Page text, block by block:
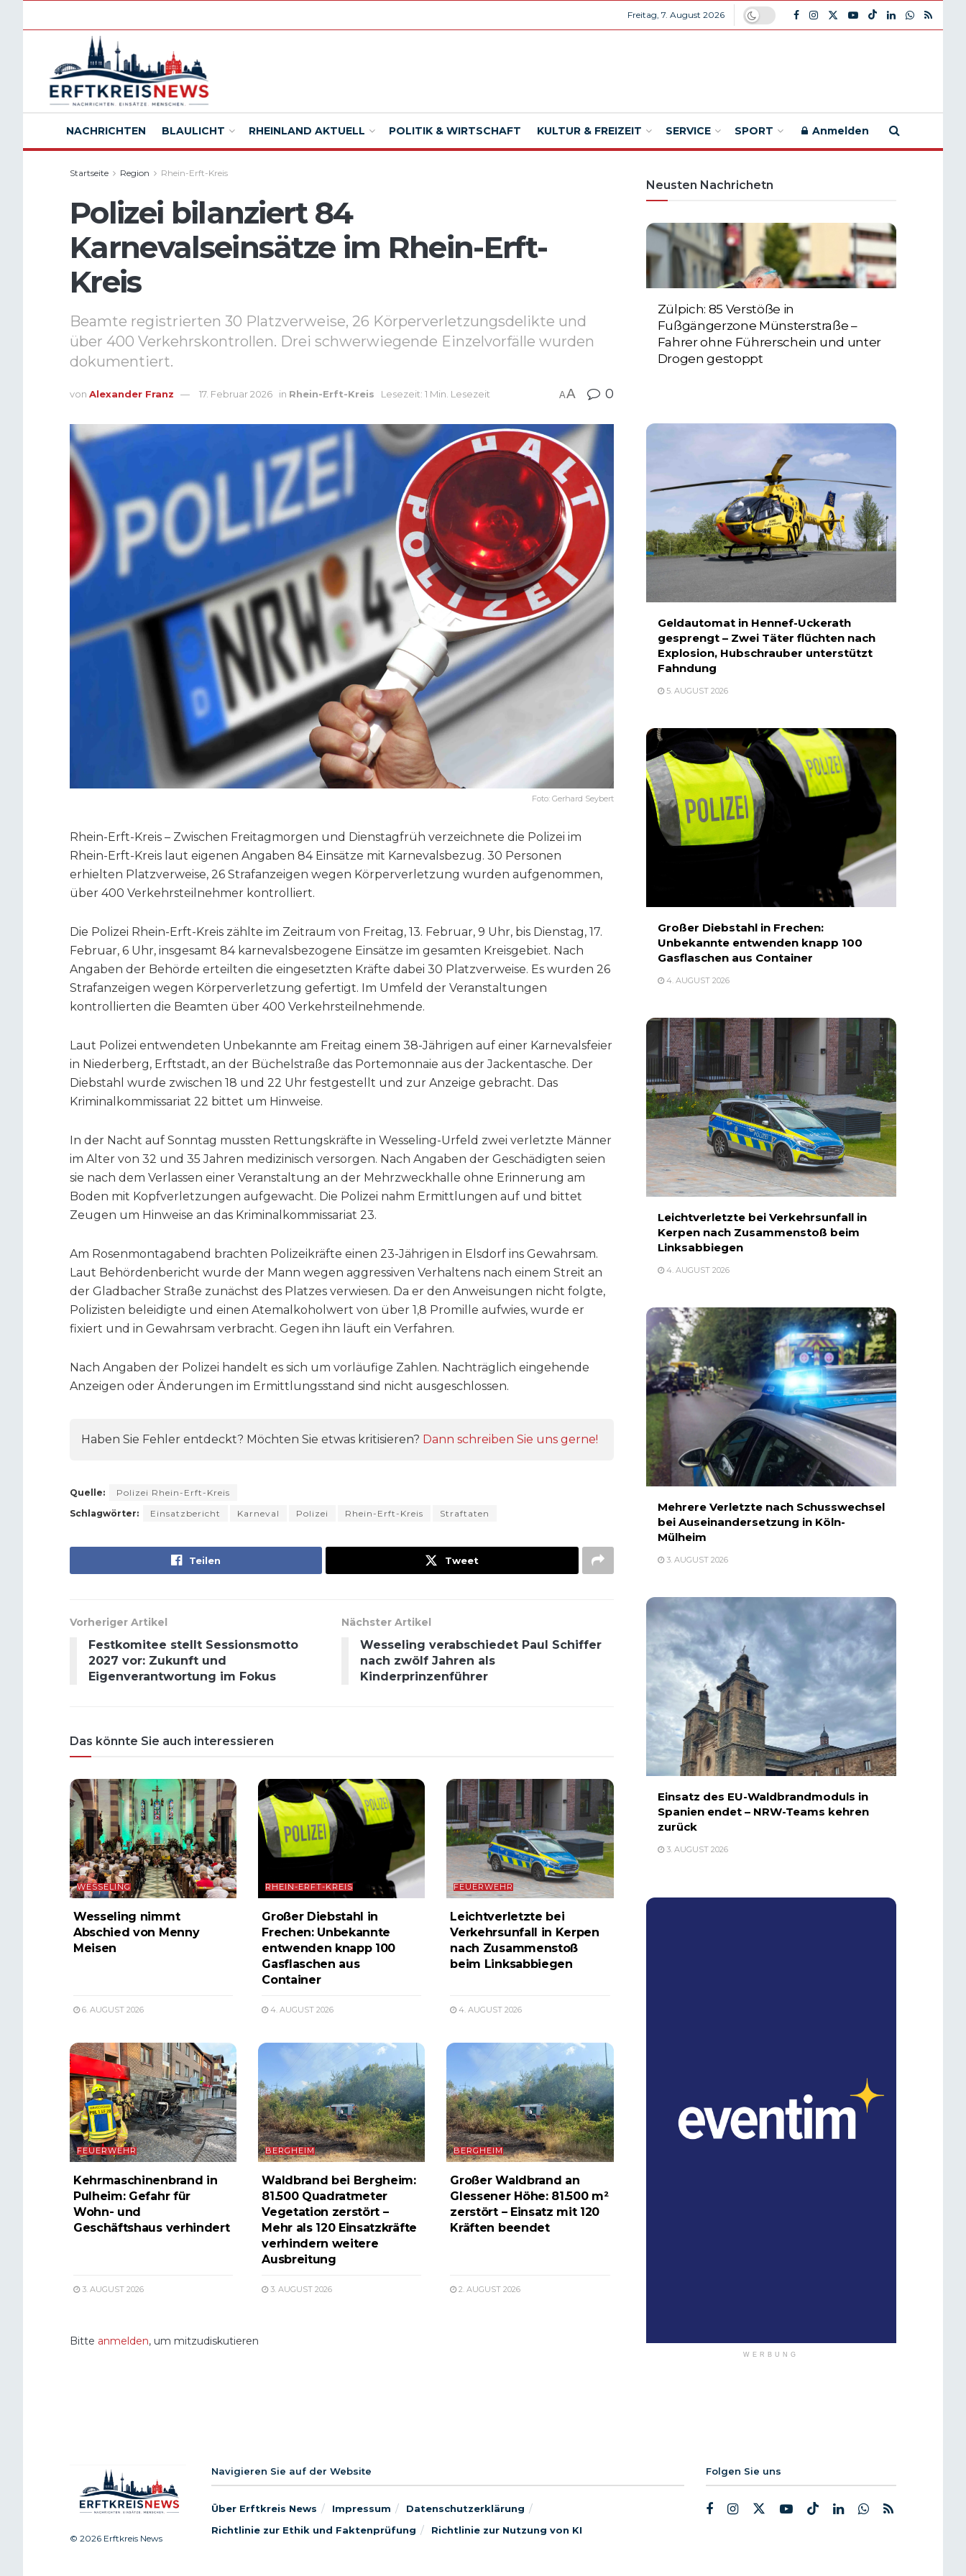
Freitag, 7. August 2026
NACHRICHTEN BLAULICHT RHEINLAND AKTUELL POLITIK & WIRTSCHAFT KULTUR & FREIZEIT SERVICE SPORT Anmelden
Startseite Region Rhein-Erft-Kreis
Polizei bilanziert 84
Karnevalseinsätze im Rhein-Erft-
Kreis
Beamte registrierten 30 Platzverweise, 26 Körperverletzungsdelikte und
über 400 Verkehrskontrollen. Drei schwerwiegende Einzelvorfälle wurden
dokumentiert.
von Alexander Franz 17. Februar 2026 in Rhein-Erft-Kreis Lesezeit: 1 Min. Lesezeit AA 0
Foto: Gerhard Seybert
Rhein-Erft-Kreis – Zwischen Freitagmorgen und Dienstagfrüh verzeichnete die Polizei im
Rhein-Erft-Kreis laut eigenen Angaben 84 Einsätze mit Karnevalsbezug. 30 Personen
erhielten Platzverweise, 26 Strafanzeigen wegen Körperverletzung wurden aufgenommen,
über 400 Verkehrsteilnehmer kontrolliert.
Die Polizei Rhein-Erft-Kreis zählte im Zeitraum von Freitag, 13. Februar, 9 Uhr, bis Dienstag, 17.
Februar, 6 Uhr, insgesamt 84 karnevalsbezogene Einsätze im gesamten Kreisgebiet. Nach
Angaben der Behörde erteilten die eingesetzten Kräfte dabei 30 Platzverweise. Es wurden 26
Strafanzeigen wegen Körperverletzung gefertigt. Im Umfeld der Veranstaltungen
kontrollierten die Beamten über 400 Verkehrsteilnehmende.
Laut Polizei entwendeten Unbekannte am Freitag einem 38-Jährigen auf einer Karnevalsfeier
in Niederberg, Erftstadt, an der Büchelstraße das Portemonnaie aus der Jackentasche. Der
Diebstahl wurde zwischen 18 und 22 Uhr festgestellt und zur Anzeige gebracht. Das
Kriminalkommissariat 22 bittet um Hinweise.
In der Nacht auf Sonntag mussten Rettungskräfte in Wesseling-Urfeld zwei verletzte Männer
im Alter von 32 und 35 Jahren medizinisch versorgen. Nach Angaben der Geschädigten seien
sie nach dem Verlassen einer Veranstaltung an der Mehrzweckhalle ohne Erinnerung am
Boden mit Kopfverletzungen aufgewacht. Die Polizei nahm Ermittlungen auf und bittet
Zeugen um Hinweise an das Kriminalkommissariat 23.
Am Rosenmontagabend brachten Polizeikräfte einen 23-Jährigen in Elsdorf ins Gewahrsam.
Laut Behördenbericht wurde der Mann wegen aggressiven Verhaltens nach einem Streit an
der Gladbacher Straße zunächst des Platzes verwiesen. Da er den Anweisungen nicht folgte,
Polizisten beleidigte und einen Atemalkoholwert von über 1,8 Promille aufwies, wurde er
fixiert und in Gewahrsam verbracht. Gegen ihn läuft ein Verfahren.
Nach Angaben der Polizei handelt es sich um vorläufige Zahlen. Nachträglich eingehende
Anzeigen oder Änderungen im Ermittlungsstand sind nicht ausgeschlossen.
Haben Sie Fehler entdeckt? Möchten Sie etwas kritisieren? Dann schreiben Sie uns gerne!
Quelle:
Polizei Rhein-Erft-Kreis
Schlagwörter:
Einsatzbericht Karneval Polizei Rhein-Erft-Kreis Straftaten
Teilen Tweet
Vorheriger Artikel
Festkomitee stellt Sessionsmotto
2027 vor: Zukunft und
Eigenverantwortung im Fokus
Nächster Artikel
Wesseling verabschiedet Paul Schiffer
nach zwölf Jahren als
Kinderprinzenführer
Das könnte Sie auch interessieren
WESSELING
Wesseling nimmt
Abschied von Menny
Meisen
6. AUGUST 2026
RHEIN-ERFT-KREIS
Großer Diebstahl in
Frechen: Unbekannte
entwenden knapp 100
Gasflaschen aus
Container
4. AUGUST 2026
FEUERWEHR
Leichtverletzte bei
Verkehrsunfall in Kerpen
nach Zusammenstoß
beim Linksabbiegen
4. AUGUST 2026
FEUERWEHR
Kehrmaschinenbrand in
Pulheim: Gefahr für
Wohn- und
Geschäftshaus verhindert
3. AUGUST 2026
BERGHEIM
Waldbrand bei Bergheim:
81.500 Quadratmeter
Vegetation zerstört –
Mehr als 120 Einsatzkräfte
verhindern weitere
Ausbreitung
3. AUGUST 2026
BERGHEIM
Großer Waldbrand an
Glessener Höhe: 81.500 m²
zerstört – Einsatz mit 120
Kräften beendet
2. AUGUST 2026
Bitte anmelden, um mitzudiskutieren
Neusten Nachrichetn
Zülpich: 85 Verstöße in
Fußgängerzone Münsterstraße –
Fahrer ohne Führerschein und unter
Drogen gestoppt
Geldautomat in Hennef-Uckerath
gesprengt – Zwei Täter flüchten nach
Explosion, Hubschrauber unterstützt
Fahndung
5. AUGUST 2026
Großer Diebstahl in Frechen:
Unbekannte entwenden knapp 100
Gasflaschen aus Container
4. AUGUST 2026
Leichtverletzte bei Verkehrsunfall in
Kerpen nach Zusammenstoß beim
Linksabbiegen
4. AUGUST 2026
Mehrere Verletzte nach Schusswechsel
bei Auseinandersetzung in Köln-
Mülheim
3. AUGUST 2026
Einsatz des EU-Waldbrandmoduls in
Spanien endet – NRW-Teams kehren
zurück
3. AUGUST 2026
WERBUNG
© 2026 Erftkreis News
Navigieren Sie auf der Website
Über Erftkreis News Impressum
Datenschutzerklärung
Richtlinie zur Ethik und Faktenprüfung
Richtlinie zur Nutzung von KI
Folgen Sie uns